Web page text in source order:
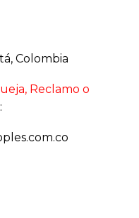
Colombia
Reclamo o